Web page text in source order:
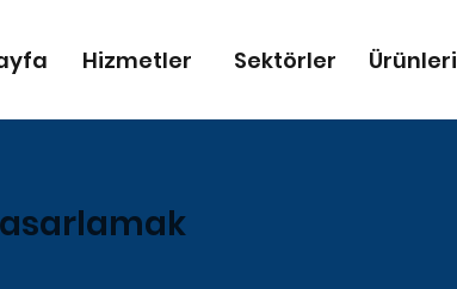
Hizmetler Sektörler